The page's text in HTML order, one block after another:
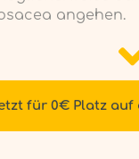
angehen.
für 0€ Platz auf